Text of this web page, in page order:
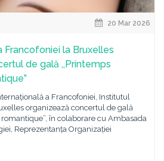
20 Mar 2026
Francofoniei la Bruxelles
de gală ,,Printemps
a Francofoniei, Institutul
organizează concertul de gală
în colaborare cu Ambasada
Reprezentanța Organizației